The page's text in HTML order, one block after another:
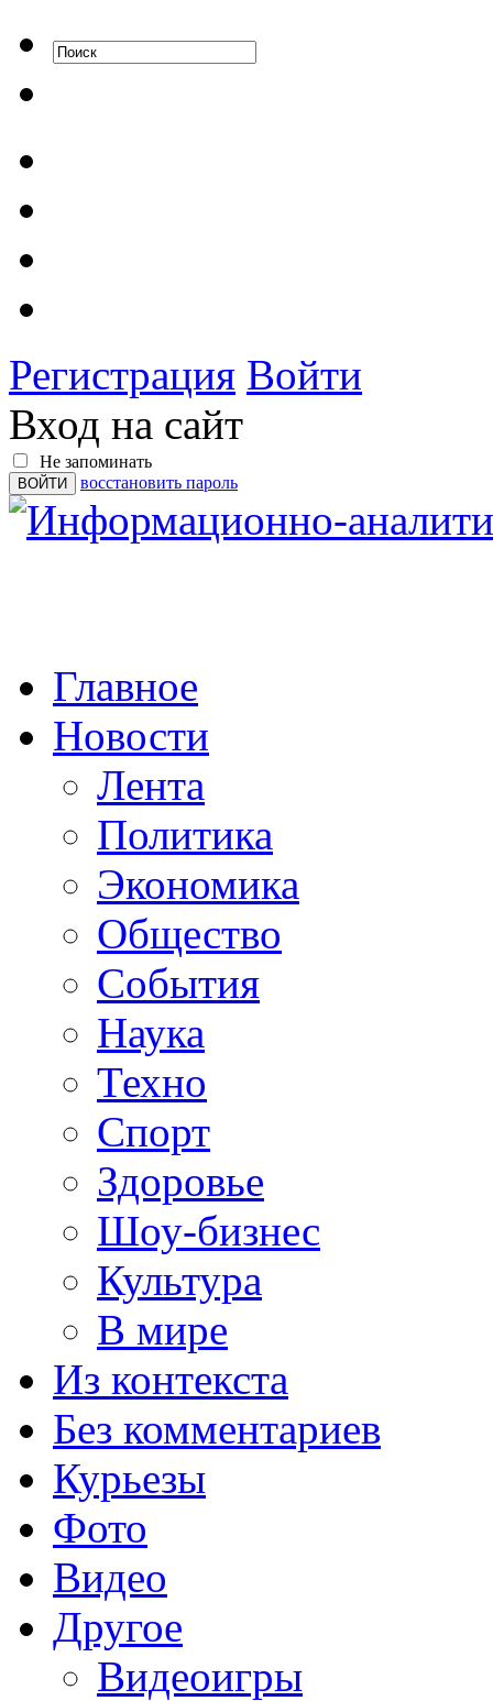
Регистрация Войти
Вход на сайт
Не запоминать
восстановить пароль
Главное
Новости
Лента
Политика
Экономика
Общество
События
Наука
Техно
Спорт
Здоровье
Шоу-бизнес
Культура
В мире
Из контекста
Без комментариев
Курьезы
Фото
Видео
Другое
Видеоигры